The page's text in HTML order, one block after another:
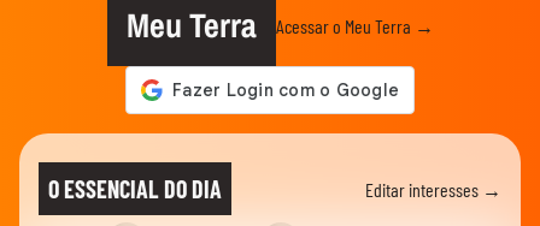
Meu Terra Acessar o Meu Terra →
O ESSENCIAL DO DIA Editar interesses →